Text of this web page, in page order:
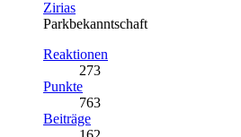
Zirias
Parkbekanntschaft
Reaktionen
273
Punkte
763
Beiträge